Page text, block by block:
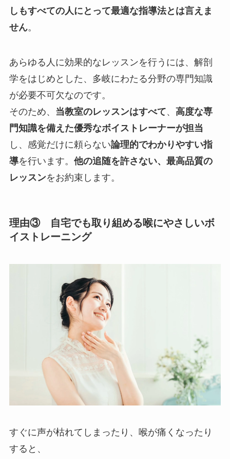
しもすべての人にとって最適な指導法とは言えま
せん。
あらゆる人に効果的なレッスンを行うには、解剖
学をはじめとした、多岐にわたる分野の専門知識
が必要不可欠なのです。
そのため、 当教室のレッスンはすべて、 高度な専
門知識を備えた優秀なボイストレーナーが担当
し、感覚だけに頼らない論理的でわかりやすい指
導を行います。 他の追随を許さない、最高品質の
レッスンをお約束します。
理由③ 自宅でも取り組める喉にやさしいボ
イストレーニング
すぐに声が枯れてしまったり、喉が痛くなったり
すると、